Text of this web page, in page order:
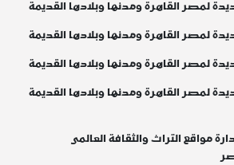
لمصر القاهرة ومدنها وبلادها القديمة
لمصر القاهرة ومدنها وبلادها القديمة
لمصر القاهرة ومدنها وبلادها القديمة
لمصر القاهرة ومدنها وبلادها القديمة
مواقع التراث والثقافة العالمى